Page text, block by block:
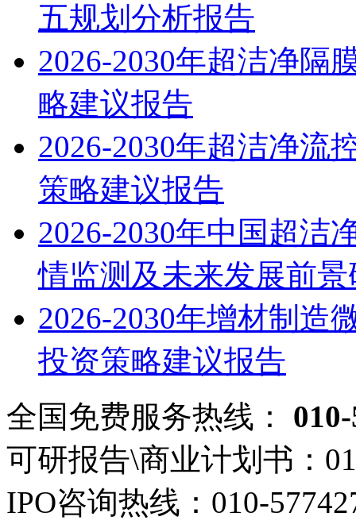
五规划分析报告
2026-2030年超洁净隔
略建议报告
2026-2030年超洁净流
策略建议报告
2026-2030年中国超洁
情监测及未来发展前
2026-2030年增材制造
投资策略建议报告
全国免费服务热线：
可研报告\商业计划书：
IPO咨询热线： 010-